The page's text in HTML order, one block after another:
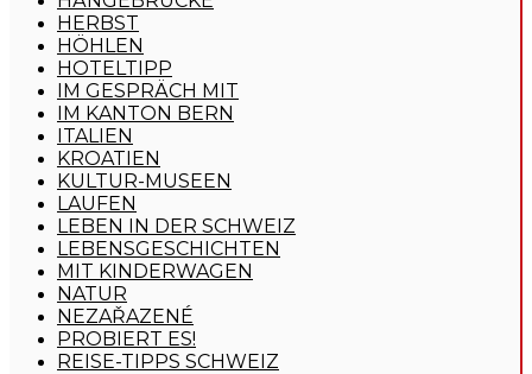
HERBST
HÖHLEN
HOTELTIPP
IM GESPRÄCH MIT
IM KANTON BERN
ITALIEN
KROATIEN
KULTUR-MUSEEN
LAUFEN
LEBEN IN DER SCHWEIZ
LEBENSGESCHICHTEN
MIT KINDERWAGEN
NATUR
NEZAŘAZENÉ
PROBIERT ES!
REISE-TIPPS SCHWEIZ